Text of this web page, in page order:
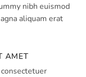
nibh euismod
aliquam erat
AMET